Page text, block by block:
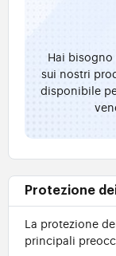
Hai
sui nostri
disponibile
Protezione
La protezione
principali